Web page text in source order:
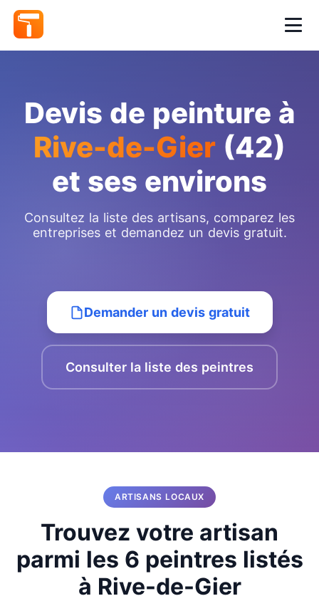
Devis de peinture à
Rive-de-Gier (42)
et ses environs
Consultez la liste des artisans, comparez les
entreprises et demandez un devis gratuit.
Demander un devis gratuit
Consulter la liste des peintres
ARTISANS LOCAUX
Trouvez votre artisan
parmi les 6 peintres listés
à Rive-de-Gier